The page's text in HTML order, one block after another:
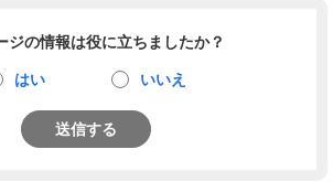
ジの情報は役に立ちましたか？
はい いいえ
送信する